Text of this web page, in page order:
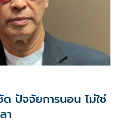
ปัจจัยการนอน ไม่ใช่
า